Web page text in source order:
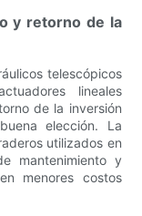
y retorno de la
telescópicos
lineales
de la inversión
elección. La
utilizados en
mantenimiento y
menores costos